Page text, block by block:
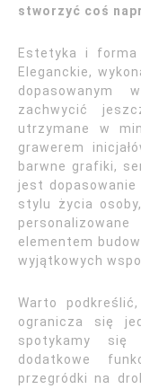
stworzyć coś
Estetyka i forma
Eleganckie,
dopasowanym
zachwycić
utrzymane w
grawerem
barwne grafiki,
jest
stylu życia
elementem
wyjątkowych
Warto
ogranicza się
spotykamy się
dodatkowe
przegródki na